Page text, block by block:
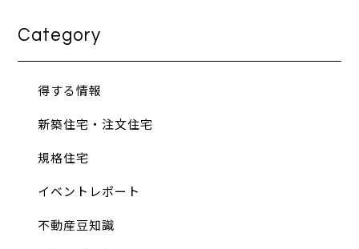
Category
得する情報
新築住宅・注文住宅
規格住宅
イベントレポート
不動産豆知識